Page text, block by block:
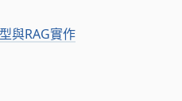
與RAG實作